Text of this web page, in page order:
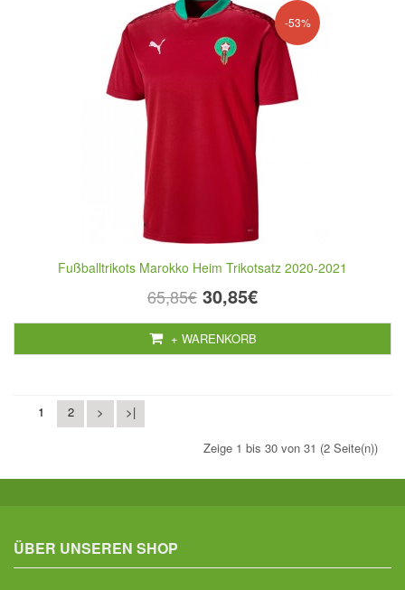
-53%
Fußballtrikots Marokko Heim Trikotsatz 2020-2021
65,85€ 30,85€
+ WARENKORB
1 2 > >|
Zeige 1 bis 30 von 31 (2 Seite(n))
ÜBER UNSEREN SHOP